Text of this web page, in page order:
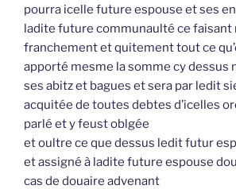
pourra icelle future espouse et ses
ladite future communaulté ce faisant
franchement et quitement tout ce
apporté mesme la somme cy dessus
ses abitz et bagues et sera par ledit
acquitée de toutes debtes d’icelles
parlé et y feust oblgée
et oultre ce que dessus ledit futur
et assigné à ladite future espouse
cas de douaire advenant